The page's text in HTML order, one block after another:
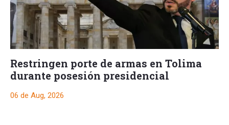
Restringen porte de armas en Tolima
durante posesión presidencial
06 de Aug, 2026